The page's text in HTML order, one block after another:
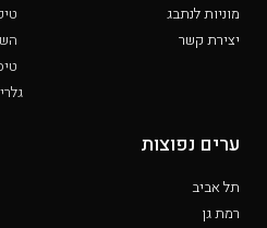
מוניות לנתבג
יצירת קשר
ערים נפוצות
תל אביב
רמת גן